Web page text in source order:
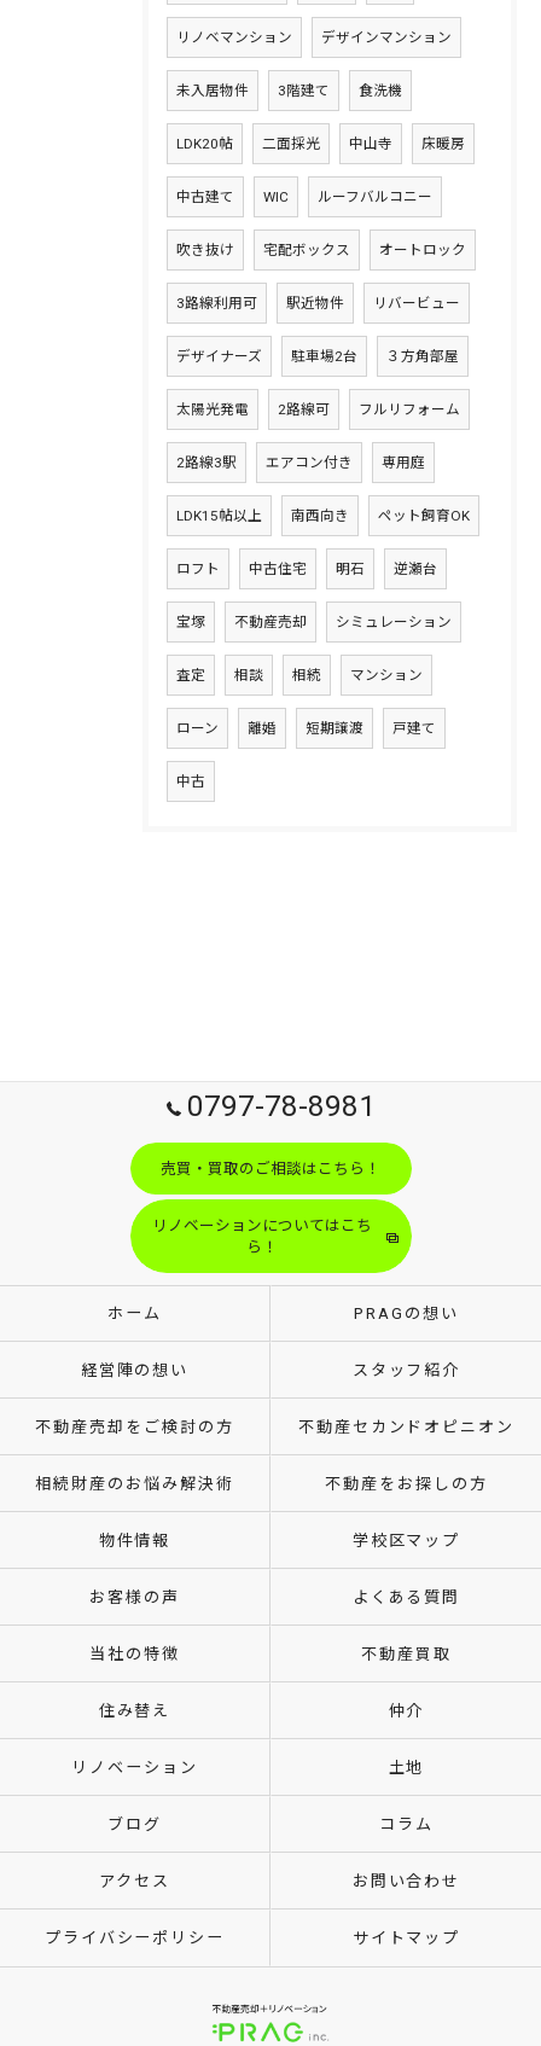
リノベマンション デザインマンション
未入居物件 3階建て 食洗機
LDK20帖 二面採光 中山寺 床暖房
中古建て WIC ルーフバルコニー
吹き抜け 宅配ボックス オートロック
3路線利用可 駅近物件 リバービュー
デザイナーズ 駐車場2台 ３方角部屋
太陽光発電 2路線可 フルリフォーム
2路線3駅 エアコン付き 専用庭
LDK15帖以上 南西向き ペット飼育OK
ロフト 中古住宅 明石 逆瀬台
宝塚 不動産売却 シミュレーション
査定 相談 相続 マンション
ローン 離婚 短期譲渡 戸建て
中古
0797-78-8981
売買・買取のご相談はこちら！
リノベーションについてはこち
ら！
ホーム PRAGの想い
経営陣の想い スタッフ紹介
不動産売却をご検討の方 不動産セカンドオピニオン
相続財産のお悩み解決術 不動産をお探しの方
物件情報 学校区マップ
お客様の声 よくある質問
当社の特徴 不動産買取
住み替え 仲介
リノベーション 土地
ブログ コラム
アクセス お問い合わせ
プライバシーポリシー サイトマップ